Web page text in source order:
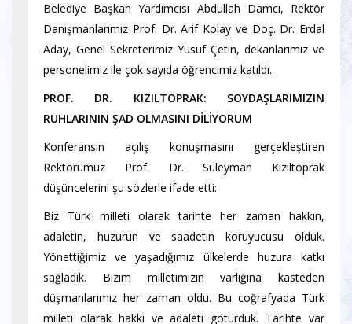
Belediye Başkan Yardımcısı Abdullah Damcı, Rektör
Danışmanlarımız Prof. Dr. Arif Kolay ve Doç. Dr. Erdal
Aday, Genel Sekreterimiz Yusuf Çetin, dekanlarımız ve
personelimiz ile çok sayıda öğrencimiz katıldı.
PROF. DR. KIZILTOPRAK: SOYDAŞLARIMIZIN
RUHLARININ ŞAD OLMASINI DİLİYORUM
Konferansın açılış konuşmasını gerçekleştiren
Rektörümüz Prof. Dr. Süleyman Kızıltoprak
düşüncelerini şu sözlerle ifade etti:
Biz Türk milleti olarak tarihte her zaman hakkın,
adaletin, huzurun ve saadetin koruyucusu olduk.
Yönettiğimiz ve yaşadığımız ülkelerde huzura katkı
sağladık. Bizim milletimizin varlığına kasteden
düşmanlarımız her zaman oldu. Bu coğrafyada Türk
milleti olarak hakkı ve adaleti götürdük. Tarihte var